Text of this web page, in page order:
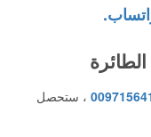
، ستحصل